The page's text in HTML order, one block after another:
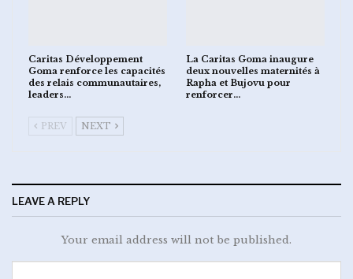
Caritas Développement
Goma renforce les capacités
des relais communautaires,
leaders…
La Caritas Goma inaugure
deux nouvelles maternités à
Rapha et Bujovu pour
renforcer…
PREV NEXT
LEAVE A REPLY
Your email address will not be published.